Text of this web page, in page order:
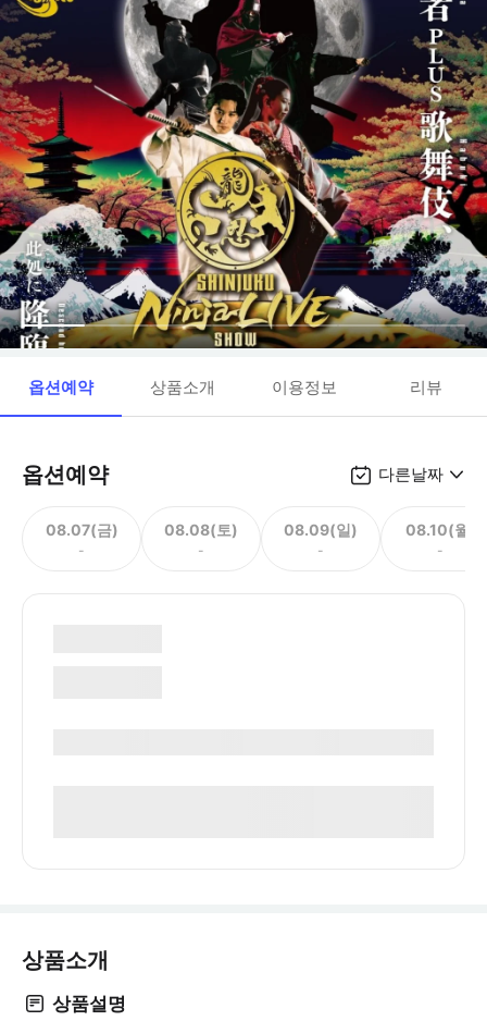
옵션예약 상품소개 이용정보 리뷰
옵션예약 다른날짜
08.07(금)
-
08.08(토)
-
08.09(일)
-
08.10(월)
-
상품소개
상품설명